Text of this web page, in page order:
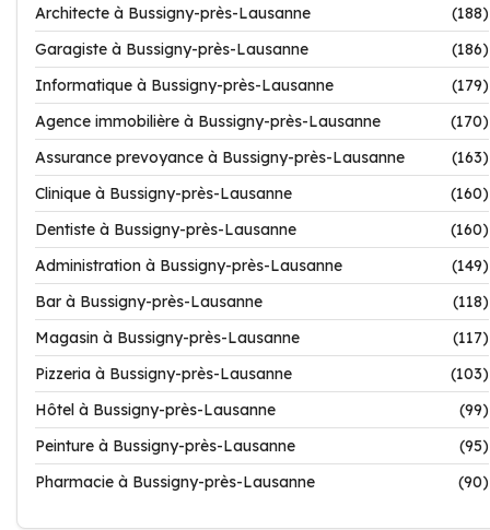
Architecte à Bussigny-près-Lausanne
(188)
Garagiste à Bussigny-près-Lausanne
(186)
Informatique à Bussigny-près-Lausanne
(179)
Agence immobilière à Bussigny-près-Lausanne
(170)
Assurance prevoyance à Bussigny-près-Lausanne
(163)
Clinique à Bussigny-près-Lausanne
(160)
Dentiste à Bussigny-près-Lausanne
(160)
Administration à Bussigny-près-Lausanne
(149)
Bar à Bussigny-près-Lausanne
(118)
Magasin à Bussigny-près-Lausanne
(117)
Pizzeria à Bussigny-près-Lausanne
(103)
Hôtel à Bussigny-près-Lausanne
(99)
Peinture à Bussigny-près-Lausanne
(95)
Pharmacie à Bussigny-près-Lausanne
(90)